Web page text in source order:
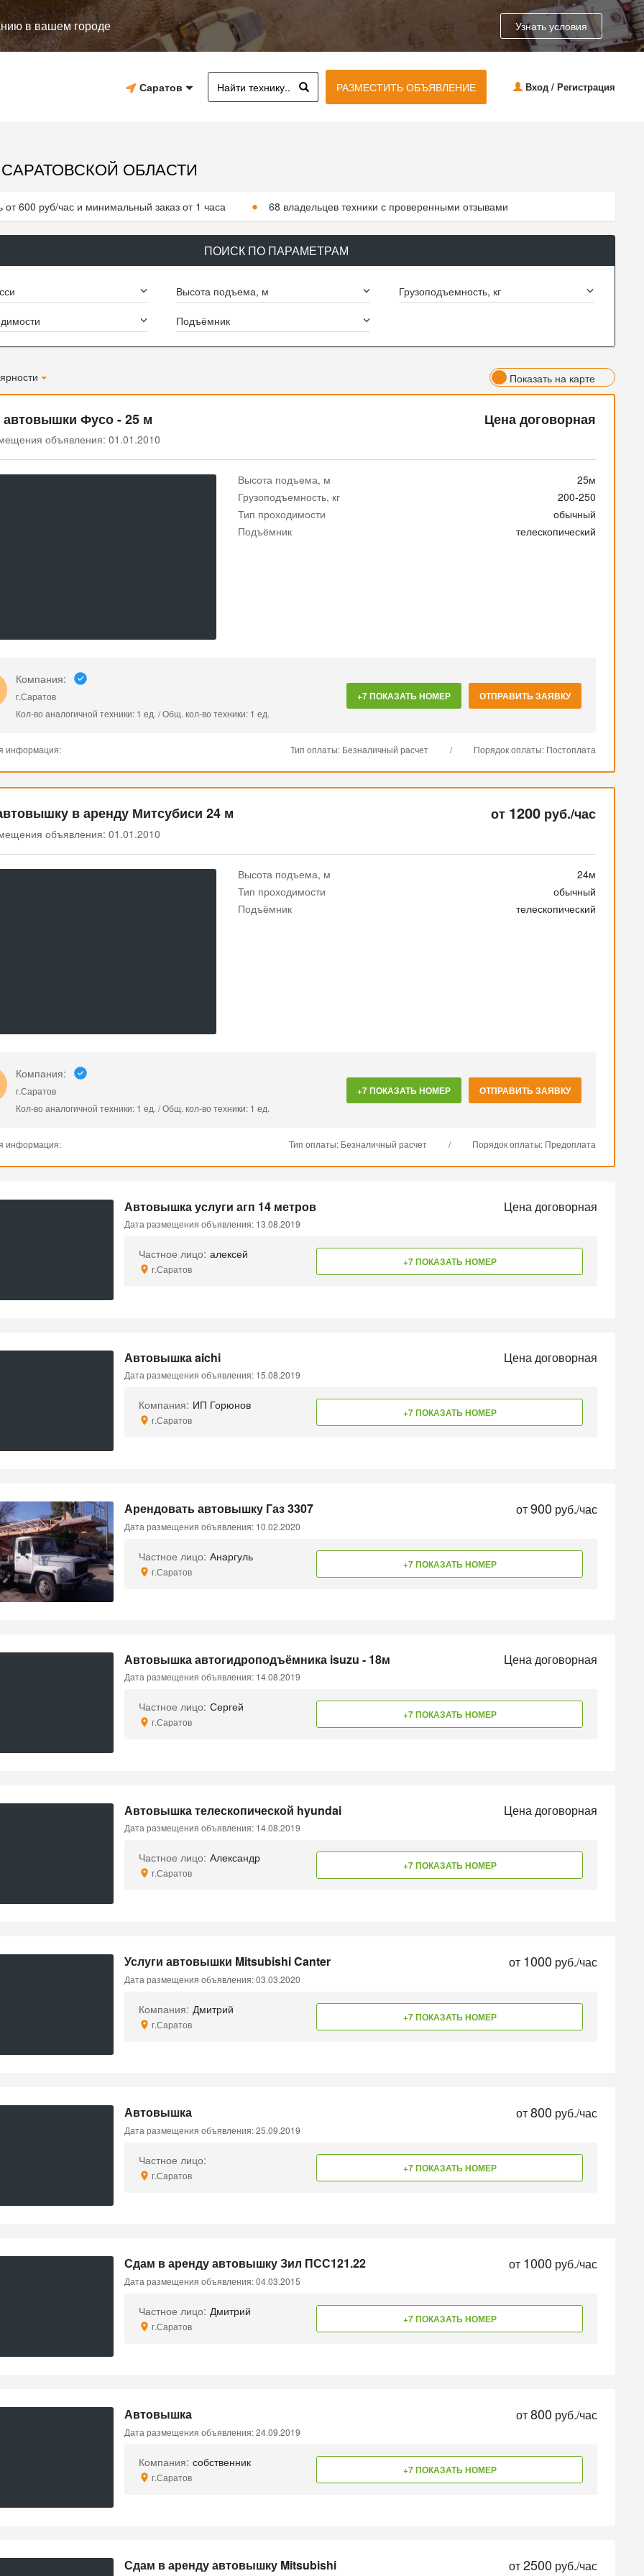
в вашем городе Узнать условия
Саратов РАЗМЕСТИТЬ ОБЪЯВЛЕНИЕ Вход / Регистрация
ОБЛАСТИ
от 600 руб/час и минимальный заказ от 1 часа 68 владельцев техники с проверенными отзывами
ПОИСК ПО ПАРАМЕТРАМ
Высота подъема, м Грузоподъемность, кг
Подъёмник
Показать на карте
автовышки Фусо - 25 м Цена договорная
объявления: 01.01.2010
Высота подъема, м
25м
Грузоподъемность, кг
200-250
Тип проходимости
обычный
Подъёмник
телескопический
Компания:
г.Саратов
Кол-во аналогичной техники: 1 ед. / Общ. кол-во техники: 1 ед.
+7 ПОКАЗАТЬ НОМЕР ОТПРАВИТЬ ЗАЯВКУ
информация: Тип оплаты: Безналичный расчет / Порядок оплаты: Постоплата
в аренду Митсубиси 24 м от 1200 руб./час
объявления: 01.01.2010
Высота подъема, м
24м
Тип проходимости
обычный
Подъёмник
телескопический
Компания:
г.Саратов
Кол-во аналогичной техники: 1 ед. / Общ. кол-во техники: 1 ед.
+7 ПОКАЗАТЬ НОМЕР ОТПРАВИТЬ ЗАЯВКУ
информация: Тип оплаты: Безналичный расчет / Порядок оплаты: Предоплата
Автовышка услуги агп 14 метров Цена договорная
Дата размещения объявления: 13.08.2019
Частное лицо: алексей
г.Саратов
+7 ПОКАЗАТЬ НОМЕР
Автовышка aichi Цена договорная
Дата размещения объявления: 15.08.2019
Компания: ИП Горюнов
г.Саратов
+7 ПОКАЗАТЬ НОМЕР
Арендовать автовышку Газ 3307 от900 руб./час
Дата размещения объявления: 10.02.2020
Частное лицо: Анаргуль
г.Саратов
+7 ПОКАЗАТЬ НОМЕР
Автовышка автогидроподъёмника isuzu - 18м Цена договорная
Дата размещения объявления: 14.08.2019
Частное лицо: Сергей
г.Саратов
+7 ПОКАЗАТЬ НОМЕР
Автовышка телескопической hyundai Цена договорная
Дата размещения объявления: 14.08.2019
Частное лицо: Александр
г.Саратов
+7 ПОКАЗАТЬ НОМЕР
Услуги автовышки Mitsubishi Canter от 1000 руб./час
Дата размещения объявления: 03.03.2020
Компания: Дмитрий
г.Саратов
+7 ПОКАЗАТЬ НОМЕР
Автовышка от800 руб./час
Дата размещения объявления: 25.09.2019
Частное лицо:
г.Саратов
+7 ПОКАЗАТЬ НОМЕР
Сдам в аренду автовышку Зил ПСС121.22 от 1000 руб./час
Дата размещения объявления: 04.03.2015
Частное лицо: Дмитрий
г.Саратов
+7 ПОКАЗАТЬ НОМЕР
Автовышка от800 руб./час
Дата размещения объявления: 24.09.2019
Компания: собственник
г.Саратов
+7 ПОКАЗАТЬ НОМЕР
Сдам в аренду автовышку Mitsubishi от2500 руб./час